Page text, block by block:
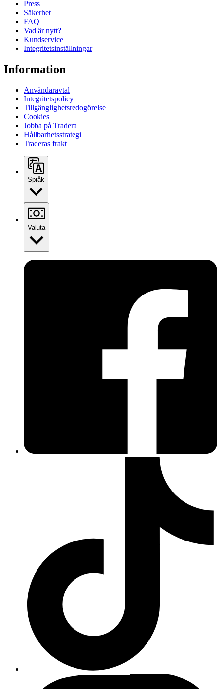
Press
Säkerhet
FAQ
Vad är nytt?
Kundservice
Integritetsinställningar
Information
Användaravtal
Integritetspolicy
Tillgänglighetsredogörelse
Cookies
Jobba på Tradera
Hållbarhetsstrategi
Traderas frakt
Språk
Valuta